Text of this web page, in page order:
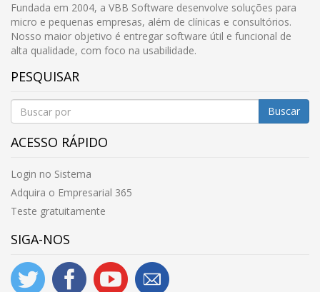
Fundada em 2004, a VBB Software desenvolve soluções para
micro e pequenas empresas, além de clínicas e consultórios.
Nosso maior objetivo é entregar software útil e funcional de
alta qualidade, com foco na usabilidade.
PESQUISAR
Buscar
ACESSO RÁPIDO
Login no Sistema
Adquira o Empresarial 365
Teste gratuitamente
SIGA-NOS